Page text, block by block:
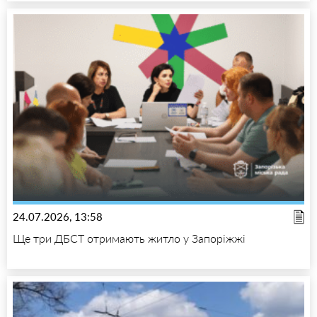
24.07.2026, 13:58
Ще три ДБСТ отримають житло у Запоріжжі